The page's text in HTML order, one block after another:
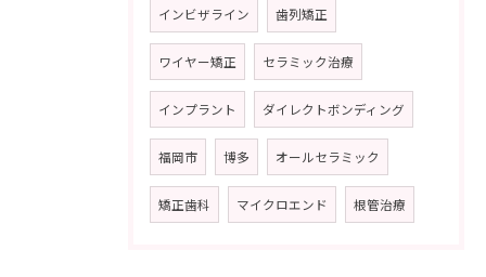
インビザライン 歯列矯正
ワイヤー矯正 セラミック治療
インプラント ダイレクトボンディング
福岡市 博多 オールセラミック
矯正歯科 マイクロエンド 根管治療